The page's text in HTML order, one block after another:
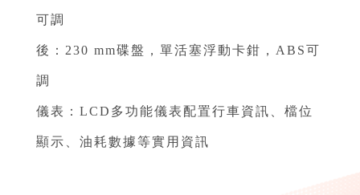
可調 ⁣⁣
後：230 mm碟盤，單活塞浮動卡鉗，ABS可
調 ⁣⁣
儀表：LCD多功能儀表配置行車資訊、檔位
顯示、油耗數據等實用資訊⁣